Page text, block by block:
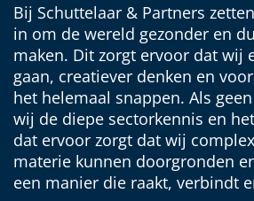
Bij Schuttelaar & Partners
in om de wereld gezonder en
maken. Dit zorgt ervoor dat wij
gaan, creatiever denken en
het helemaal snappen. Als
wij de diepe sectorkennis en
dat ervoor zorgt dat wij
materie kunnen doorgronden
een manier die raakt, verbindt